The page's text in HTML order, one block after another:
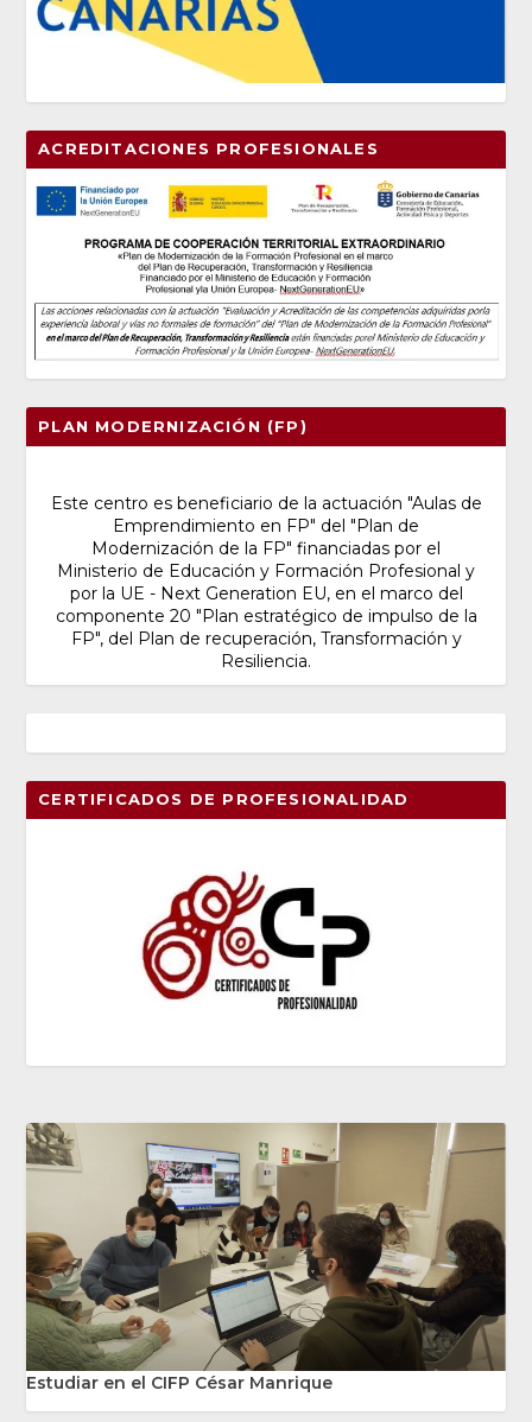
ACREDITACIONES PROFESIONALES
PLAN MODERNIZACIÓN (FP)
Este centro es beneficiario de la actuación "Aulas de
Emprendimiento en FP" del "Plan de
Modernización de la FP" financiadas por el
Ministerio de Educación y Formación Profesional y
por la UE - Next Generation EU, en el marco del
componente 20 "Plan estratégico de impulso de la
FP", del Plan de recuperación, Transformación y
Resiliencia.
CERTIFICADOS DE PROFESIONALIDAD
Estudiar en el CIFP César Manrique